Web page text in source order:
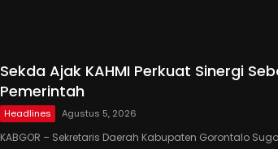
Sekda Ajak KAHMI Perkuat Sinergi
Pemerintah
Headlines Agustus 5, 2026
KABGOR – Sekretaris Daerah Kabupaten Gorontalo